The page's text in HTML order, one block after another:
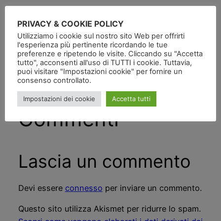
da
Tag:
Commenti
Lascia un commento
Devi essere connesso per inviare un commento.
Questo sito utilizza Akismet per ridurre lo spam.
PRIVACY & COOKIE POLICY
Utilizziamo i cookie sul nostro sito Web per offrirti
l'esperienza più pertinente ricordando le tue
preferenze e ripetendo le visite. Cliccando su "Accetta
tutto", acconsenti all'uso di TUTTI i cookie. Tuttavia,
puoi visitare "Impostazioni cookie" per fornire un
consenso controllato.
Impostazioni dei cookie Accetta tutti